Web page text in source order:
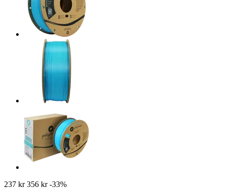
237 kr 356 kr -33%